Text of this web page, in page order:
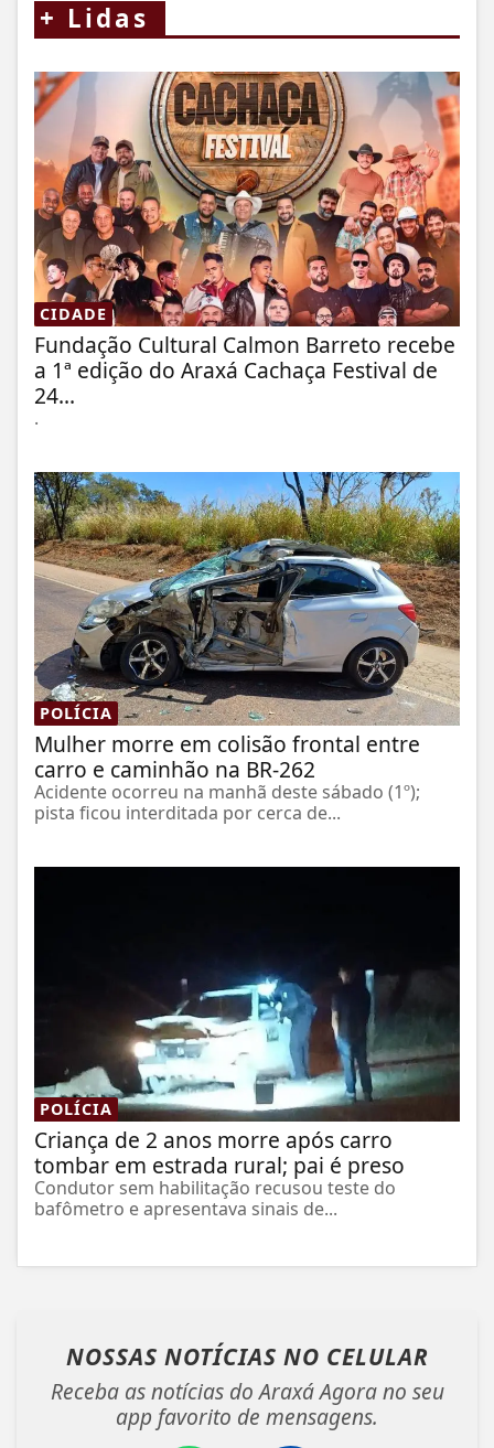
+ Lidas
CIDADE
Fundação Cultural Calmon Barreto recebe
a 1ª edição do Araxá Cachaça Festival de
24...
.
POLÍCIA
Mulher morre em colisão frontal entre
carro e caminhão na BR-262
Acidente ocorreu na manhã deste sábado (1º);
pista ficou interditada por cerca de...
POLÍCIA
Criança de 2 anos morre após carro
tombar em estrada rural; pai é preso
Condutor sem habilitação recusou teste do
bafômetro e apresentava sinais de...
NOSSAS NOTÍCIAS NO CELULAR
Receba as notícias do Araxá Agora no seu
app favorito de mensagens.